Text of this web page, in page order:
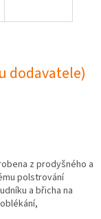
dodavatele)
z prodyšného a
polstrování
a břicha na